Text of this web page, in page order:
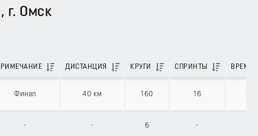
г. Омск
ПРИМЕЧАНИЕ ДИСТАНЦИЯ КРУГИ СПРИНТЫ ВРЕМЯ
Финал 40 км 160 16
- - 6 -